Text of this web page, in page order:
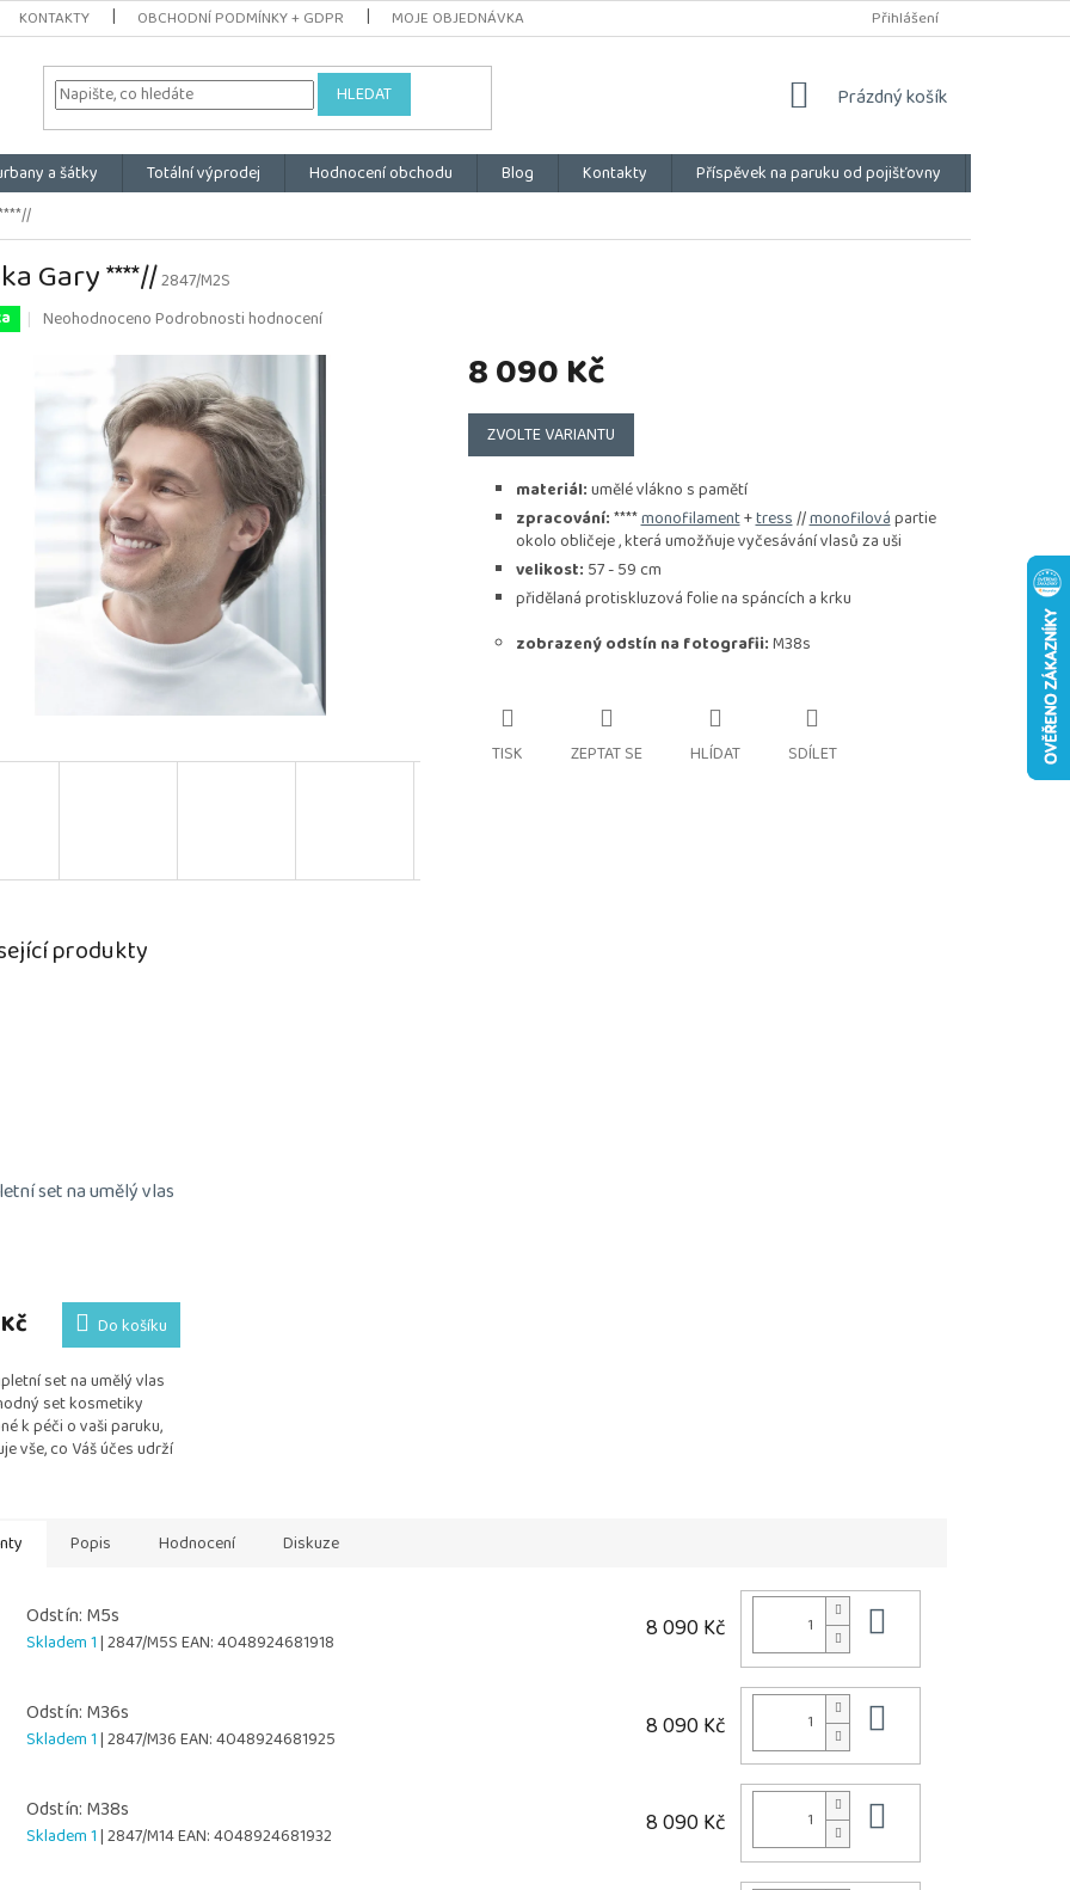
KONTAKTY OBCHODNÍ PODMÍNKY + GDPR MOJE OBJEDNÁVKA Přihlášení
HLEDAT
NÁKUPNÍ
Prázdný košík
a šátky Totální výprodej Hodnocení obchodu Blog Kontakty Příspěvek na paruku od pojišťovny
Gary ****//2847/M2S
Průměrné
hvězdiček.
NeohodnocenoPodrobnosti hodnocení
8 090 Kč
Měrná
cena:
ZVOLTE VARIANTU
materiál:umělé vlákno s pamětí
zpracování:****monofilament+tress//monofilovápartie
okolo obličeje , která umožňuje vyčesávání vlasů za uši
velikost: 57 - 59 cm
přidělaná protiskluzová folie na spáncích a krku
zobrazený odstín na fotografii:M38s
TISK ZEPTAT SE HLÍDAT SDÍLET
produkty
set na umělý vlas
Do košíku
set na umělý vlas
set kosmetiky
k péči o vaši paruku,
vše, co Váš účes udrží
Popis Hodnocení Diskuze
Odstín: M5s
Skladem 1| 2847/M5SEAN:4048924681918 8 090 Kč
Odstín: M36s
Skladem 1| 2847/M36EAN:4048924681925 8 090 Kč
Odstín: M38s
Skladem 1| 2847/M14EAN:4048924681932 8 090 Kč